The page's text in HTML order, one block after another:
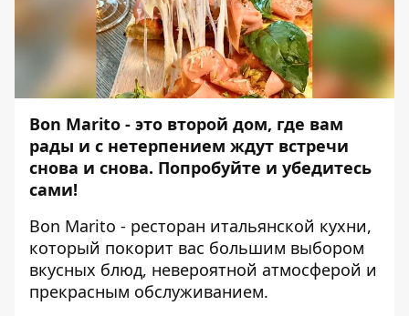
Bon Marito - это второй дом, где вам
рады и с нетерпением ждут встречи
снова и снова. Попробуйте и убедитесь
сами!
Bon Marito - ресторан итальянской кухни,
который покорит вас большим выбором
вкусных блюд, невероятной атмосферой и
прекрасным обслуживанием.